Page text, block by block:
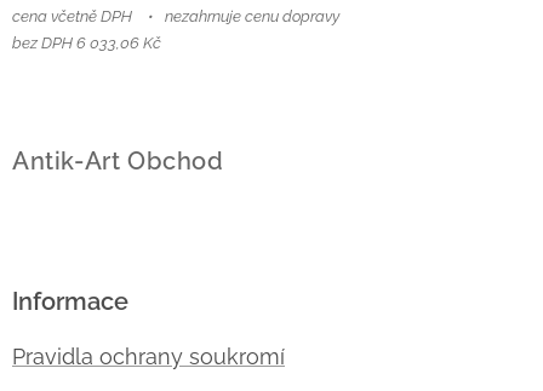
cena včetně DPH
nezahrnuje cenu dopravy
bez DPH 6 033,06 Kč
Antik-Art Obchod
Informace
Pravidla ochrany soukromí